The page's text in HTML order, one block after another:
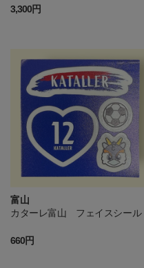
3,300円
富山
カターレ富山 フェイスシール
660円